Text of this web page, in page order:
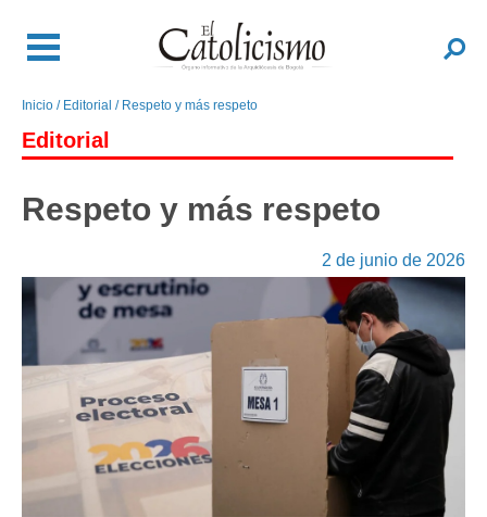
contenido
Buscar
Sobrescribir
enlaces
de
a
Inicio Editorial Respeto y más respeto
Editorial
Respeto y más respeto
2 de junio de 2026